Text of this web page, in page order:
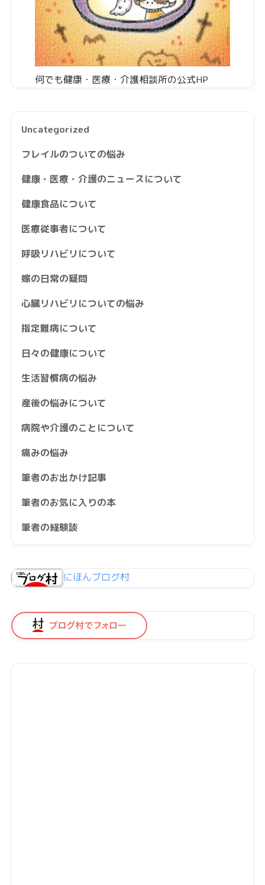
何でも健康・医療・介護相談所の公式HP
Uncategorized
フレイルのついての悩み
健康・医療・介護のニュースについて
健康食品について
医療従事者について
呼吸リハビリについて
嫁の日常の疑問
心臓リハビリについての悩み
指定難病について
日々の健康について
生活習慣病の悩み
産後の悩みについて
病院や介護のことについて
痛みの悩み
筆者のお出かけ記事
筆者のお気に入りの本
筆者の経験談
にほんブログ村